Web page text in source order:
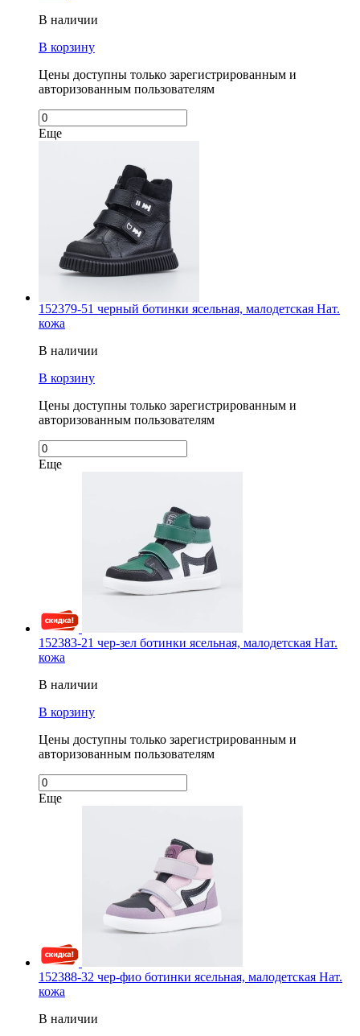
В наличии
В корзину
Цены доступны только зарегистрированным и
авторизованным пользователям
Еще
152379-51 черный ботинки ясельная, малодетская Нат.
кожа
В наличии
В корзину
Цены доступны только зарегистрированным и
авторизованным пользователям
Еще
152383-21 чер-зел ботинки ясельная, малодетская Нат.
кожа
В наличии
В корзину
Цены доступны только зарегистрированным и
авторизованным пользователям
Еще
152388-32 чер-фио ботинки ясельная, малодетская Нат.
кожа
В наличии